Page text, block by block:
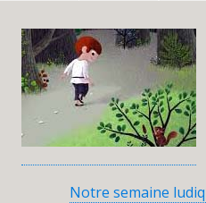
Notre semaine